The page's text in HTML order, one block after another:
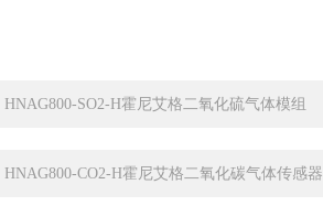
HNAG800-SO2-H霍尼艾格二氧化硫气体模组
HNAG800-CO2-H霍尼艾格二氧化碳气体传感器